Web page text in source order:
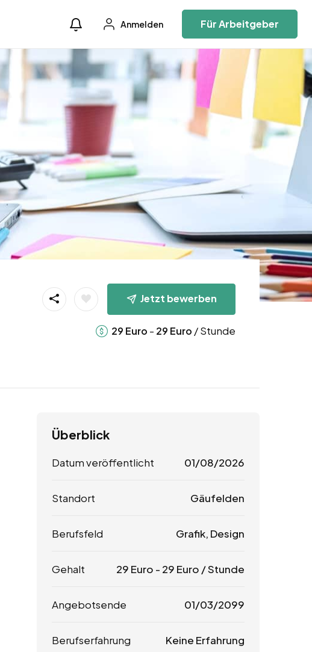
Anmelden Für Arbeitgeber
Jetzt bewerben
29 Euro - 29 Euro / Stunde
Überblick
Datum veröffentlicht 01/08/2026
Standort Gäufelden
Berufsfeld Grafik, Design
Gehalt 29 Euro - 29 Euro / Stunde
Angebotsende 01/03/2099
Berufserfahrung Keine Erfahrung